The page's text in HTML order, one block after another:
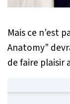
Mais ce n’est
Anatomy”
de faire plaisir